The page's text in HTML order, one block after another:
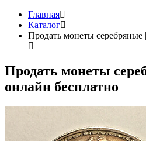
Главная
Каталог
Продать монеты
Продать монеты
онлайн бесплатно